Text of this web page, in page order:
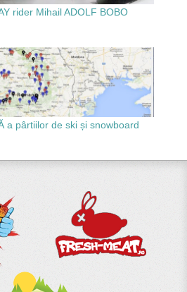
rider Mihail ADOLF BOBO
a pârtiilor de ski și snowboard